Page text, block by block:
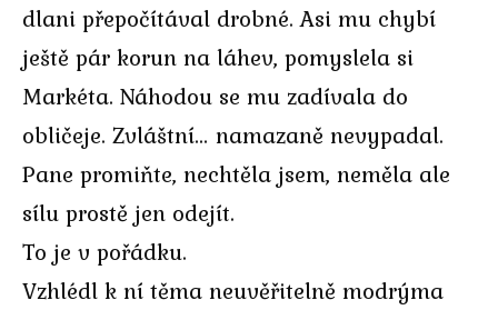
dlani přepočítával drobné. Asi mu chybí
ještě pár korun na láhev, pomyslela si
Markéta. Náhodou se mu zadívala do
obličeje. Zvláštní… namazaně nevypadal.
Pane promiňte, nechtěla jsem, neměla ale
sílu prostě jen odejít.
To je v pořádku.
Vzhlédl k ní těma neuvěřitelně modrýma